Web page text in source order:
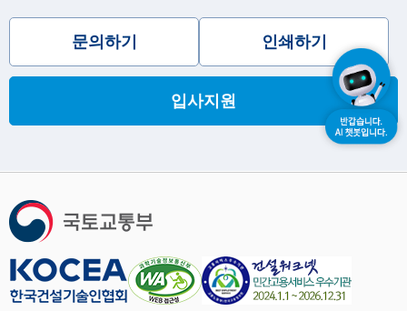
입사지원
문의하기 인쇄하기